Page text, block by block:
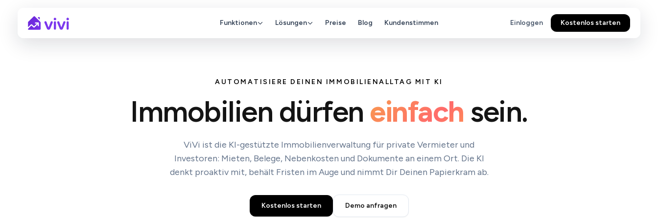
Funktionen Lösungen Preise Blog Kundenstimmen Einloggen Kostenlos starten
AUTOMATISIERE DEINEN IMMOBILIENALLTAG MIT KI
Immobilien dürfen einfach sein.
ViVi ist die KI-gestützte Immobilienverwaltung für private Vermieter und
Investoren: Mieten, Belege, Nebenkosten und Dokumente an einem Ort. Die KI
denkt proaktiv mit, behält Fristen im Auge und nimmt Dir Deinen Papierkram ab.
Kostenlos starten Demo anfragen
Guten Morgen, Andreas